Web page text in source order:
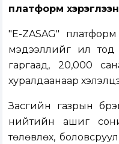
платформ
"E-ZASAG"
мэдээллийг ил тод
гаргаад, 20,000
хуралдаанаар
Засгийн газрын
нийтийн ашиг
төлөвлөх,